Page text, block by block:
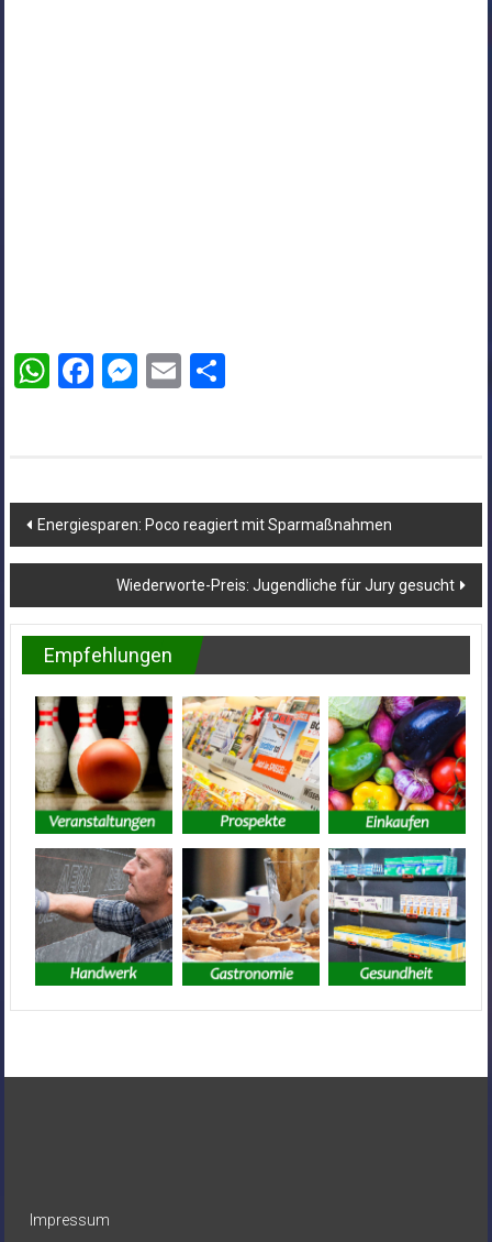
WhatsApp
Facebook
Messenger
Email
Beitragsnavigation
Energiesparen: Poco reagiert mit Sparmaßnahmen
Wiederworte-Preis: Jugendliche für Jury gesucht
Empfehlungen
Impressum